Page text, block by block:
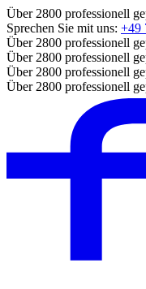
Über 2800 professionell
Sprechen Sie mit uns: +49
Über 2800 professionell
Über 2800 professionell
Über 2800 professionell
Über 2800 professionell